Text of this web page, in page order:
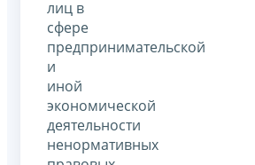
лиц в
сфере
предпринимательской
и
иной
экономической
деятельности
ненормативных